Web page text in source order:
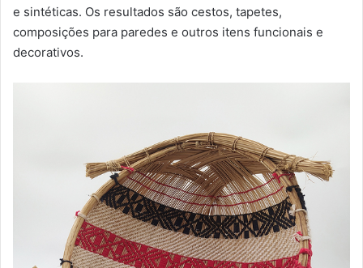
e sintéticas. Os resultados são cestos, tapetes,
composições para paredes e outros itens funcionais e
decorativos.